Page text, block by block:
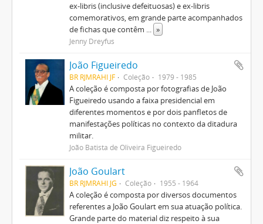
ex-libris (inclusive defeituosas) e ex-libris
comemorativos, em grande parte acompanhados
de fichas que contêm ... »
Jenny Dreyfus
João Figueiredo
BR RJMRAHI JF Coleção 1979 - 1985
A coleção é composta por fotografias de João
Figueiredo usando a faixa presidencial em
diferentes momentos e por dois panfletos de
manifestações políticas no contexto da ditadura
militar.
João Batista de Oliveira Figueiredo
João Goulart
BR RJMRAHI JG Coleção 1955 - 1964
A coleção é composta por diversos documentos
referentes a João Goulart em sua atuação política.
Grande parte do material diz respeito à sua